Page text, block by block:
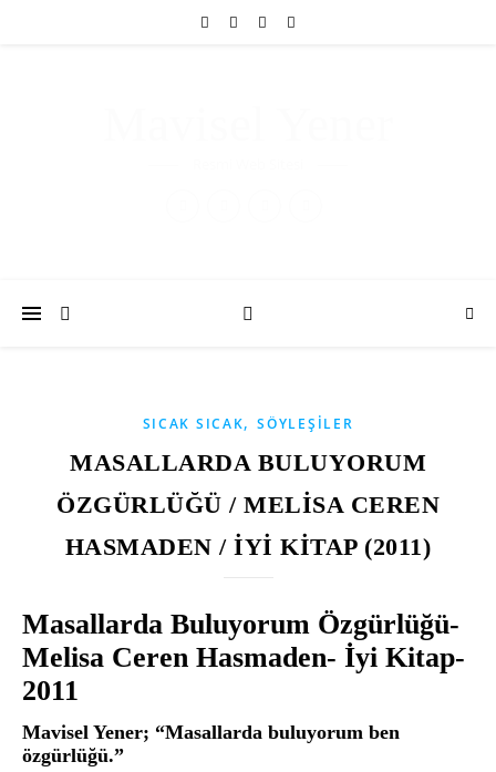
SICAK SICAK,SÖYLEŞILER
MASALLARDA BULUYORUM
ÖZGÜRLÜĞÜ / MELİSA CEREN
HASMADEN / İYİ KİTAP (2011)
Masallarda Buluyorum Özgürlüğü-
Melisa Ceren Hasmaden- İyi Kitap-
2011
Mavisel Yener; “Masallarda buluyorum ben
özgürlüğü.”